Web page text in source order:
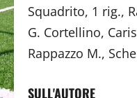
Squadrito, 1
G.
Rappazzo
SULL'AUTORE